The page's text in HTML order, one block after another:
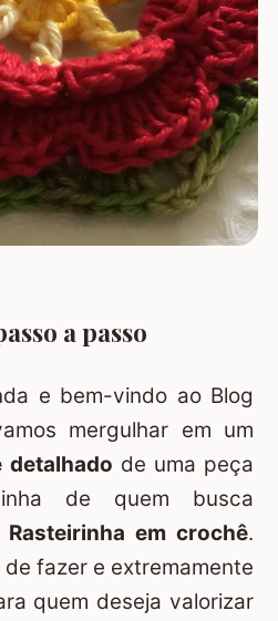
a passo
e bem-vindo ao Blog
mergulhar em um
detalhado de uma peça
de quem busca
Rasteirinha em crochê.
fazer e extremamente
quem deseja valorizar